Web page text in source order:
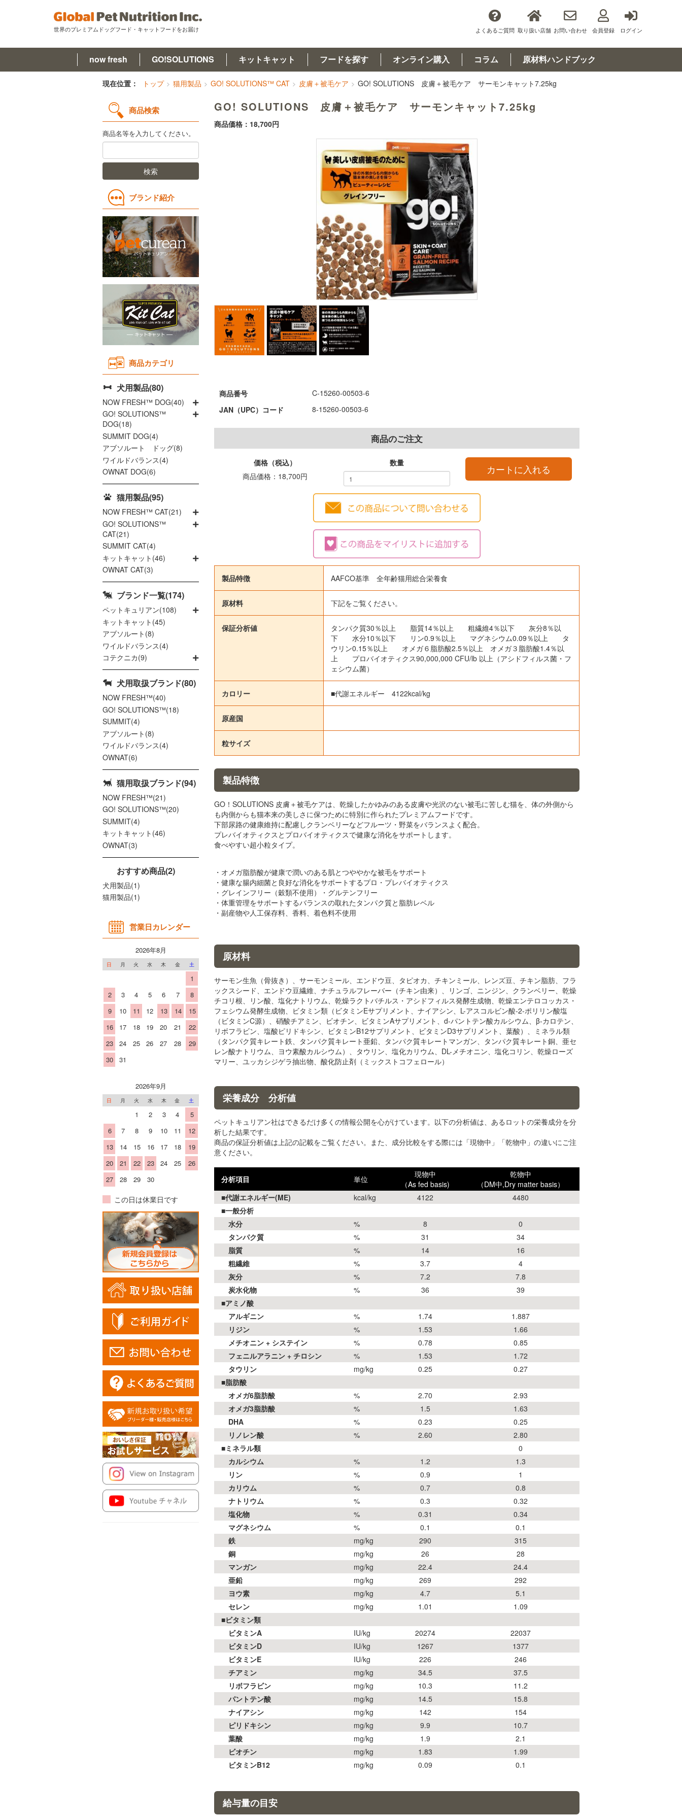
世界のプレミアムドッグフード・キャットフードをお届け よくあるご質問 取り扱い店舗 お問い合わせ 会員登録 ログイン
now fresh GO!SOLUTIONS キットキャット フードを探す オンライン購入 コラム 原材料ハンドブック
now fresh(ナウフレッシュ)
GO!SOLUTIONS(ゴー)
キットキャット
原材料ハンドブック
Instagram
Youtubeチャネル
取り扱い店舗 ご利用ガイド
よくあるご質問
閉じる
現在位置： トップ 猫用製品 GO! SOLUTIONS™ CAT 皮膚＋被毛ケア GO! SOLUTIONS 皮膚＋被毛ケア サーモンキャット7.25kg
GO! SOLUTIONS 皮膚＋被毛ケア サーモンキャット7.25kg
商品価格：18,700円
商品番号
C-15260-00503-6
JAN（UPC）コード
8-15260-00503-6
商品のご注文
価格（税込）
商品価格：18,700円
数量 カートに入れる
製品特徴 AAFCO基準 全年齢猫用総合栄養食
原材料 下記をご覧ください。
保証分析値
タンパク質30％以上 脂質14％以上 粗繊維4％以下 灰分8％以
下 水分10％以下 リン0.9％以上 マグネシウム0.09％以上 タ
ウリン0.15％以上 オメガ６脂肪酸2.5％以上 オメガ３脂肪酸1.4％以
上 プロバイオティクス90,000,000 CFU/lb 以上（アシドフィルス菌・フ
ェシウム菌）
カロリー ■代謝エネルギー 4122kcal/kg
原産国
粒サイズ
製品特徴
GO！SOLUTIONS 皮膚＋被毛ケアは、乾燥したかゆみのある皮膚や光沢のない被毛に苦しむ猫を、体の外側から
も内側からも猫本来の美しさに保つために特別に作られたプレミアムフードです。
下部尿路の健康維持に配慮しクランベリーなどフルーツ・野菜をバランスよく配合。
プレバイオティクスとプロバイオティクスで健康な消化をサポートします。
食べやすい超小粒タイプ。
・オメガ脂肪酸が健康で潤いのある肌とつややかな被毛をサポート
・健康な腸内細菌と良好な消化をサポートするプロ・プレバイオティクス
・グレインフリー（穀類不使用）・グルテンフリー
・体重管理をサポートするバランスの取れたタンパク質と脂肪レベル
・副産物や人工保存料、香料、着色料不使用
原材料
サーモン生魚（骨抜き）、サーモンミール、エンドウ豆、タピオカ、チキンミール、レンズ豆、チキン脂肪、フラ
ックスシード、エンドウ豆繊維、ナチュラルフレーバー（チキン由来）、リンゴ、ニンジン、クランベリー、乾燥
チコリ根、リン酸、塩化ナトリウム、乾燥ラクトバチルス・アシドフィルス発酵生成物、乾燥エンテロコッカス・
フェシウム発酵生成物、ビタミン類（ビタミンEサプリメント、ナイアシン、L-アスコルビン酸-2-ポリリン酸塩
（ビタミンC源）、硝酸チアミン、ビオチン、ビタミンAサプリメント、d-パントテン酸カルシウム、β-カロテン、
リボフラビン、塩酸ピリドキシン、ビタミンB12サプリメント、ビタミンD3サプリメント、葉酸）、ミネラル類
（タンパク質キレート鉄、タンパク質キレート亜鉛、タンパク質キレートマンガン、タンパク質キレート銅、亜セ
レン酸ナトリウム、ヨウ素酸カルシウム）、タウリン、塩化カリウム、DL-メチオニン、塩化コリン、乾燥ローズ
マリー、ユッカシジゲラ抽出物、酸化防止剤（ミックストコフェロール）
栄養成分 分析値
ペットキュリアン社はできるだけ多くの情報公開を心がけています。以下の分析値は、あるロットの栄養成分を分
析した結果です。
商品の保証分析値は上記の記載をご覧ください。また、成分比較をする際には「現物中」「乾物中」の違いにご注
意ください。
分析項目 単位
現物中
（As fed basis)
乾物中
（DM中,Dry matter basis）
■代謝エネルギー(ME)
kcal/kg 4122
4480
■一般分析
水分
% 8
0
タンパク質
% 31
34
脂質
% 14
16
粗繊維
% 3.7
4
灰分
% 7.2
7.8
炭水化物
% 36
39
■アミノ酸
アルギニン
% 1.74
1.887
リジン
% 1.53
1.66
メチオニン + システイン
% 0.78
0.85
フェニルアラニン + チロシン
% 1.53
1.72
タウリン
mg/kg 0.25
0.27
■脂肪酸
オメガ6脂肪酸
% 2.70
2.93
オメガ3脂肪酸
% 1.5
1.63
DHA
% 0.23
0.25
リノレン酸
% 2.60
2.80
■ミネラル類
0
カルシウム
% 1.2
1.3
リン
% 0.9
1
カリウム
% 0.7
0.8
ナトリウム
% 0.3
0.32
塩化物
% 0.31
0.34
マグネシウム
% 0.1
0.1
鉄
mg/kg 290
315
銅
mg/kg 26
28
マンガン
mg/kg 22.4
24.4
亜鉛
mg/kg 269
292
ヨウ素
mg/kg 4.7
5.1
セレン
mg/kg 1.01
1.09
■ビタミン類
ビタミンA
IU/kg 20274
22037
ビタミンD
IU/kg 1267
1377
ビタミンE
IU/kg 226
246
チアミン
mg/kg 34.5
37.5
リボフラビン
mg/kg 10.3
11.2
パントテン酸
mg/kg 14.5
15.8
ナイアシン
mg/kg 142
154
ピリドキシン
mg/kg 9.9
10.7
葉酸
mg/kg 1.9
2.1
ビオチン
mg/kg 1.83
1.99
ビタミンB12
mg/kg 0.09 0.1
給与量の目安
商品検索
商品名等を入力してください。
検索
ブランド紹介
商品カテゴリ
犬用製品(80)
NOW FRESH™ DOG(40)
GO! SOLUTIONS™
DOG(18)
SUMMIT DOG(4)
アブソルート ドッグ(8)
ワイルドバランス(4)
OWNAT DOG(6)
猫用製品(95)
NOW FRESH™ CAT(21)
GO! SOLUTIONS™
CAT(21)
SUMMIT CAT(4)
キットキャット(46)
OWNAT CAT(3)
ブランド一覧(174)
ペットキュリアン(108)
キットキャット(45)
アブソルート(8)
ワイルドバランス(4)
コテクニカ(9)
犬用取扱ブランド(80)
NOW FRESH™(40)
GO! SOLUTIONS™(18)
SUMMIT(4)
アブソルート(8)
ワイルドバランス(4)
OWNAT(6)
猫用取扱ブランド(94)
NOW FRESH™(21)
GO! SOLUTIONS™(20)
SUMMIT(4)
キットキャット(46)
OWNAT(3)
おすすめ商品(2)
犬用製品(1)
猫用製品(1)
営業日カレンダー
2026年8月
日 月 火 水 木 金 土
1
2
3 4 5 6 7
8
9
10 11 12 13 14
15
16
17 18 19 20 21
22
23
24 25 26 27 28
29
30
31
2026年9月
日 月 火 水 木 金 土
1 2 3 4
5
6
7 8 9 10 11
12
13
14 15 16 17 18
19
20
21 22 23 24 25
26
27
28 29 30
この日は休業日です